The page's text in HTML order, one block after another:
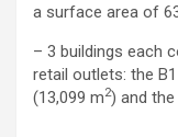
a surface area of
– 3 buildings each
retail outlets: the
(13,099 m2) and